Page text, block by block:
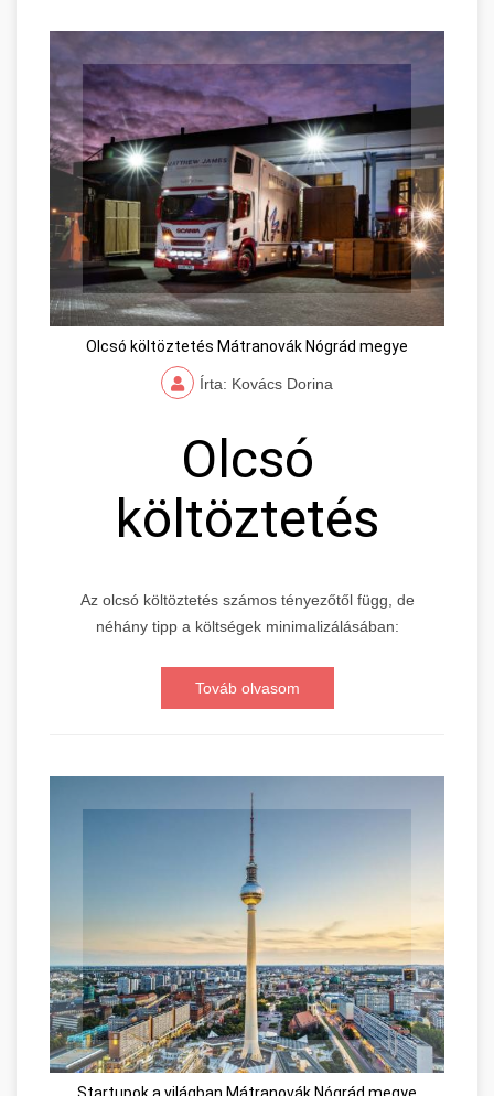
Olcsó költöztetés Mátranovák Nógrád megye
Írta: Kovács Dorina
Olcsó
költöztetés
Az olcsó költöztetés számos tényezőtől függ, de
néhány tipp a költségek minimalizálásában:
Továb olvasom